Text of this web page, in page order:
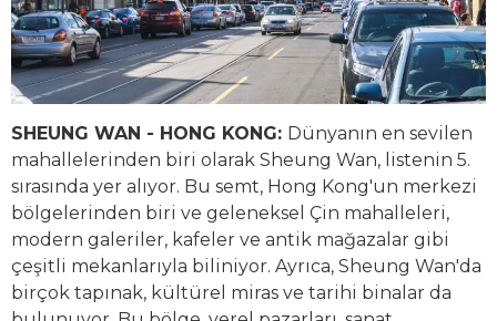
SHEUNG WAN - HONG KONG: Dünyanın en sevilen
mahallelerinden biri olarak Sheung Wan, listenin 5.
sırasında yer alıyor. Bu semt, Hong Kong'un merkezi
bölgelerinden biri ve geleneksel Çin mahalleleri,
modern galeriler, kafeler ve antik mağazalar gibi
çeşitli mekanlarıyla biliniyor. Ayrıca, Sheung Wan'da
birçok tapınak, kültürel miras ve tarihi binalar da